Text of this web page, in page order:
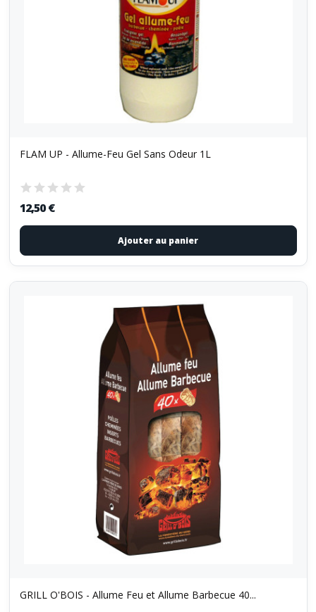
FLAM UP - Allume-Feu Gel Sans Odeur 1L
12,50 €
Ajouter au panier
GRILL O'BOIS - Allume Feu et Allume Barbecue 40...